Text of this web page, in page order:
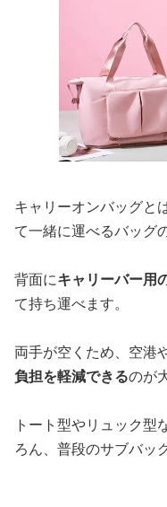
キャリーオンバッグと
て一緒に運べるバッグ
背面にキャリーバー用
て持ち運べます。
両手が空くため、空港
負担を軽減できるのが
トート型やリュック型
ろん、普段のサブバッ